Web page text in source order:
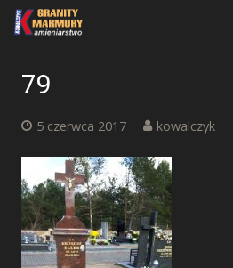
Realizacje
Kontakt
79
5 czerwca 2017 kowalczyk